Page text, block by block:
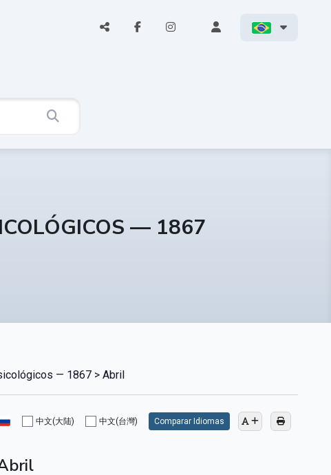
— 1867
— 1867 > Abril
中文(大陆) 中文(台灣) Comparar Idiomas